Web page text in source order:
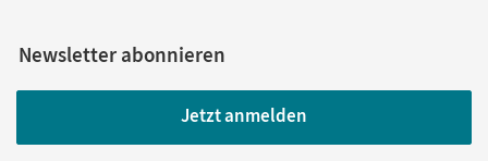
Newsletter abonnieren
Jetzt anmelden